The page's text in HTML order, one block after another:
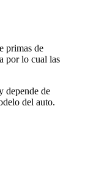
primas de
por lo cual las
depende de
del auto.